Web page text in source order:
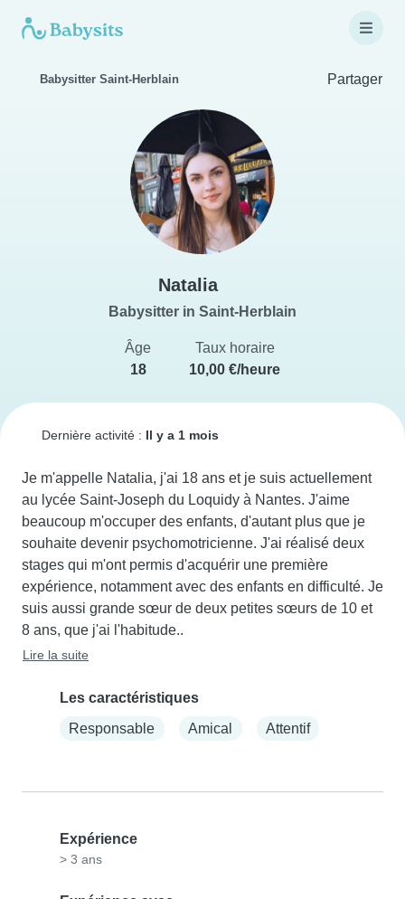
Babysitter Saint-Herblain Partager
Natalia
Babysitter in Saint-Herblain
Âge
18
Taux horaire
10,00 €/heure
Dernière activité : Il y a 1 mois
Je m'appelle Natalia, j'ai 18 ans et je suis actuellement
au lycée Saint-Joseph du Loquidy à Nantes. J'aime
beaucoup m'occuper des enfants, d'autant plus que je
souhaite devenir psychomotricienne. J'ai réalisé deux
stages qui m'ont permis d'acquérir une première
expérience, notamment avec des enfants en difficulté. Je
suis aussi grande sœur de deux petites sœurs de 10 et
8 ans, que j'ai l'habitude..
Lire la suite
Les caractéristiques
Responsable
Amical Attentif
Expérience
> 3 ans